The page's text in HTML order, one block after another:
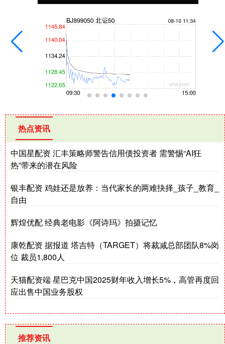
热点资讯
中国星配资 汇丰策略师警告信用债投资者 需警惕“AI狂
热”带来的潜在风险
银丰配资 鸡娃还是放养：当代家长的两难抉择_孩子_教育_
自由
辉煌优配 经典老电影《阿诗玛》拍摄记忆
康乾配资 据报道 塔吉特（TARGET）将裁减总部团队8%岗
位 裁员1,800人
天猫配资端 星巴克中国2025财年收入增长5%，高管再度回
应出售中国业务股权
推荐资讯